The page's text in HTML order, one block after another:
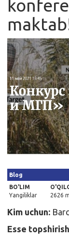
Qidirish
Kirish
Blog
BO'LIM
Yangiliklar
2626
Kim uchun:
Esse